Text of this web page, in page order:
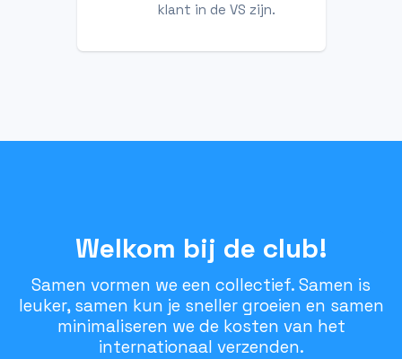
klant in de VS zijn.
Welkom bij de club!
Samen vormen we een collectief. Samen is
leuker, samen kun je sneller groeien en samen
minimaliseren we de kosten van het
internationaal verzenden.